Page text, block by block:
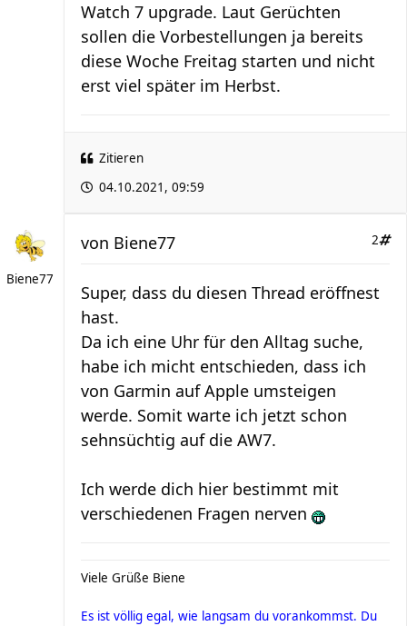
Watch 7 upgrade. Laut Gerüchten
sollen die Vorbestellungen ja bereits
diese Woche Freitag starten und nicht
erst viel später im Herbst.
Zitieren
04.10.2021, 09:59
Biene77
2
von Biene77
Super, dass du diesen Thread eröffnest
hast.
Da ich eine Uhr für den Alltag suche,
habe ich micht entschieden, dass ich
von Garmin auf Apple umsteigen
werde. Somit warte ich jetzt schon
sehnsüchtig auf die AW7.
Ich werde dich hier bestimmt mit
verschiedenen Fragen nerven
Viele Grüße Biene
Es ist völlig egal, wie langsam du vorankommst. Du